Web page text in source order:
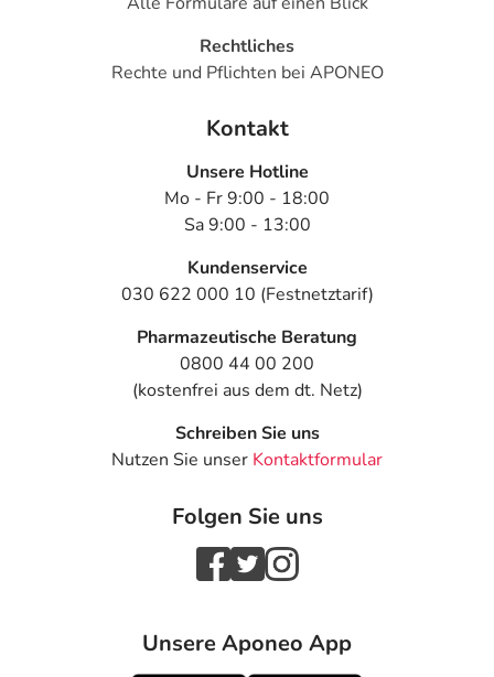
Rechtliches
Rechte und Pflichten bei APONEO
Kontakt
Unsere Hotline
Mo - Fr 9:00 - 18:00
Sa 9:00 - 13:00
Kundenservice
030 622 000 10 (Festnetztarif)
Pharmazeutische Beratung
0800 44 00 200
(kostenfrei aus dem dt. Netz)
Schreiben Sie uns
Nutzen Sie unser Kontaktformular
Folgen Sie uns
Unsere Aponeo App